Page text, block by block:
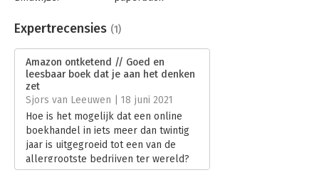
Uitgever:
Prometheus
Verschijningsdatum:
19-5-2021
Hoofdrubriek:
Expertrecensies (1)
Amazon ontketend // Goed en
leesbaar boek dat je aan het denken
zet
Sjors van Leeuwen | 18 juni 2021
Hoe is het mogelijk dat een online
boekhandel in iets meer dan twintig
jaar is uitgegroeid tot een van de
allergrootste bedrijven ter wereld?
Amazon is het meest winstgevende